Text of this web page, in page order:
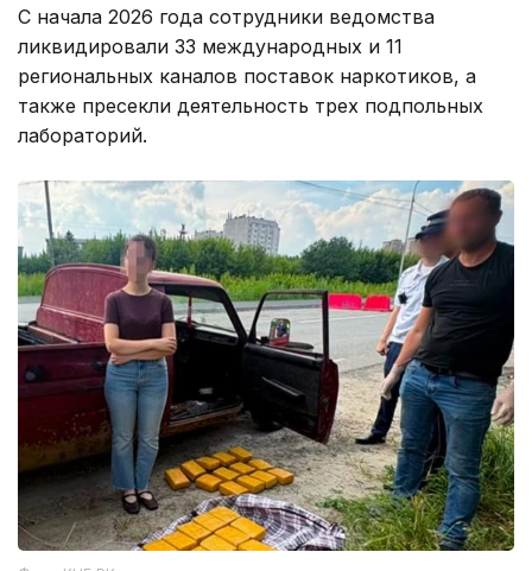
С начала 2026 года сотрудники ведомства
ликвидировали 33 международных и 11
региональных каналов поставок наркотиков, а
также пресекли деятельность трех подпольных
лабораторий.